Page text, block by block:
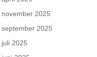
november 2025
september 2025
juli 2025